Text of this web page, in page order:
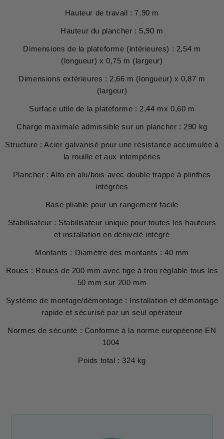
Hauteur de travail : 7,90 m
Hauteur du plancher : 5,90 m
Dimensions de la plateforme (intérieures) : 2,54 m
(longueur) x 0,75 m (largeur)
Dimensions extérieures : 2,66 m (longueur) x 0,87 m
(largeur)
Surface utile de la plateforme : 2,44 mx 0,60 m
Charge maximale admissible sur un plancher : 290 kg
Structure : Acier galvanisé pour une résistance accumulée à
la rouille et aux intempéries
Plancher : Alto en alu/bois avec double trappe à plinthes
intégrées
Base pliable pour un rangement facile
Stabilisateur : Stabilisateur unique pour toutes les hauteurs
et installation en dénivelé intégré
Montants : Diamètre des montants : 40 mm
Roues : Roues de 200 mm avec tige à trou réglable tous les
50 mm sur 200 mm
Système de montage/démontage : Installation et démontage
rapide et sécurisé par un seul opérateur
Normes de sécurité : Conforme à la norme européenne EN
1004
Poids total : 324 kg